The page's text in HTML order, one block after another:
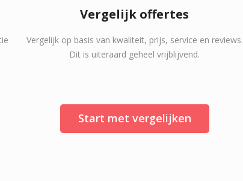
Vergelijk offertes
Vergelijk op basis van kwaliteit, prijs, service en reviews.
Dit is uiteraard geheel vrijblijvend.
Start met vergelijken